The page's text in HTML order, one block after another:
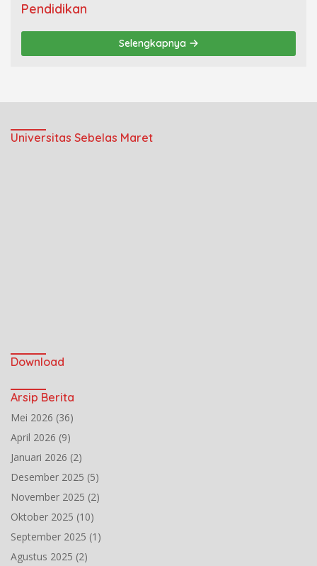
Pendidikan
Selengkapnya
Universitas Sebelas Maret
Download
Arsip Berita
Mei 2026 (36)
April 2026 (9)
Januari 2026 (2)
Desember 2025 (5)
November 2025 (2)
Oktober 2025 (10)
September 2025 (1)
Agustus 2025 (2)